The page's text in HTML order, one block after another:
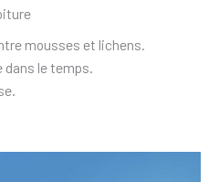
mousses et lichens.
dans le temps.